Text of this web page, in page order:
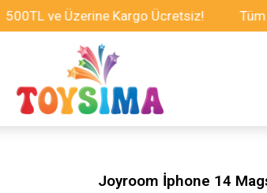
Üzerine Kargo Ücretsiz! Tüm
Joyroom İphone 14